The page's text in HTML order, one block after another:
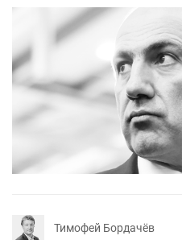
Тимофей Бордачёв